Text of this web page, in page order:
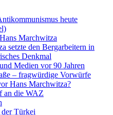
heute
Marchwitza
setzte den Bergarbeitern in
Denkmal
Medien vor 90 Jahren
– fragwürdige Vorwürfe
Hans Marchwitza?
an die WAZ
Türkei